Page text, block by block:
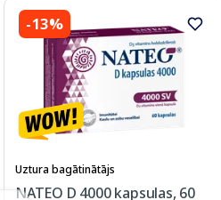
-13%
Uztura bagātinātājs
NATEO D 4000 kapsulas, 60